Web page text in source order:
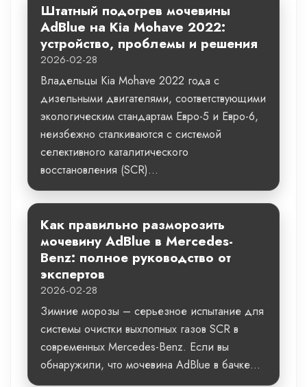
Штатный подогрев мочевины
AdBlue на Kia Mohave 2022:
устройство, проблемы и решения
2026-02-28
Владельцы Kia Mohave 2022 года с
дизельными двигателями, соответствующими
экологическим стандартам Евро-5 и Евро-6,
неизбежно сталкиваются с системой
селективного каталитического
восстановления (SCR)...
Как правильно разморозить
мочевину AdBlue в Mercedes-
Benz: полное руководство от
экспертов
2026-02-28
Зимние морозы – серьезное испытание для
системы очистки выхлопных газов SCR в
современных Mercedes-Benz. Если вы
обнаружили, что мочевина AdBlue в бачке...